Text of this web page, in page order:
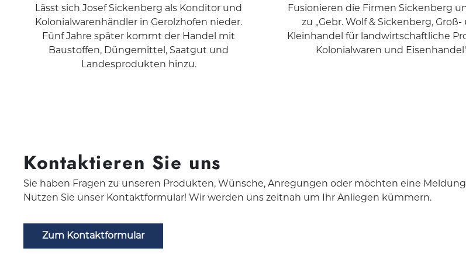
Lässt sich Josef Sickenberg als Konditor und
Kolonialwarenhändler in Gerolzhofen nieder.
Fünf Jahre später kommt der Handel mit
Baustoffen, Düngemittel, Saatgut und
Landesprodukten hinzu.
Fusionieren die Firmen Sickenberg
zu „Gebr. Wolf & Sickenberg, Groß-
Kleinhandel für landwirtschaftliche
Kolonialwaren und
Kontaktieren Sie uns
Sie haben Fragen zu unseren Produkten, Wünsche, Anregungen oder möchten eine
Nutzen Sie unser Kontaktformular! Wir werden uns zeitnah um Ihr Anliegen kümmern.
Zum Kontaktformular